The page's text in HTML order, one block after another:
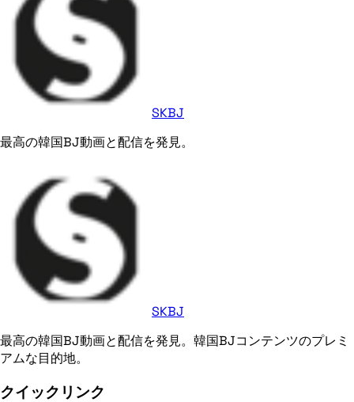
SKBJ
最高の韓国BJ動画と配信を発見。
SKBJ
最高の韓国BJ動画と配信を発見。韓国BJコンテンツのプレミ
アムな目的地。
クイックリンク